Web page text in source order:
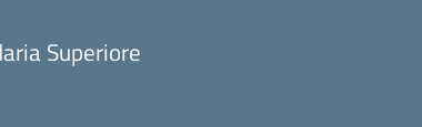
Superiore